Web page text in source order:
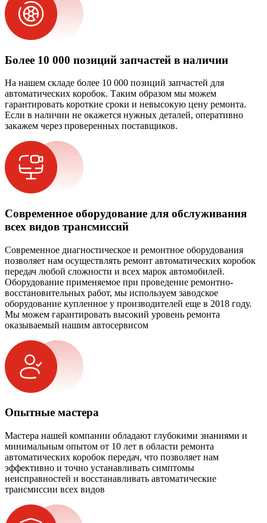
Более 10 000 позиций запчастей в наличии
На нашем складе более 10 000 позиций запчастей для
автоматических коробок. Таким образом мы можем
гарантировать короткие сроки и невысокую цену ремонта.
Если в наличии не окажется нужных деталей, оперативно
закажем через проверенных поставщиков.
Современное оборудование для обслуживания
всех видов трансмиссий
Современное диагностическое и ремонтное оборудования
позволяет нам осуществлять ремонт автоматических коробок
передач любой сложности и всех марок автомобилей.
Оборудование применяемое при проведение ремонтно-
восстановительных работ, мы используем заводское
оборудование купленное у производителей еще в 2018 году.
Мы можем гарантировать высокий уровень ремонта
оказываемый нашим автосервисом
Опытные мастера
Мастера нашей компании обладают глубокими знаниями и
минимальным опытом от 10 лет в области ремонта
автоматических коробок передач, что позволяет нам
эффективно и точно устанавливать симптомы
неисправностей и восстанавливать автоматические
трансмиссии всех видов